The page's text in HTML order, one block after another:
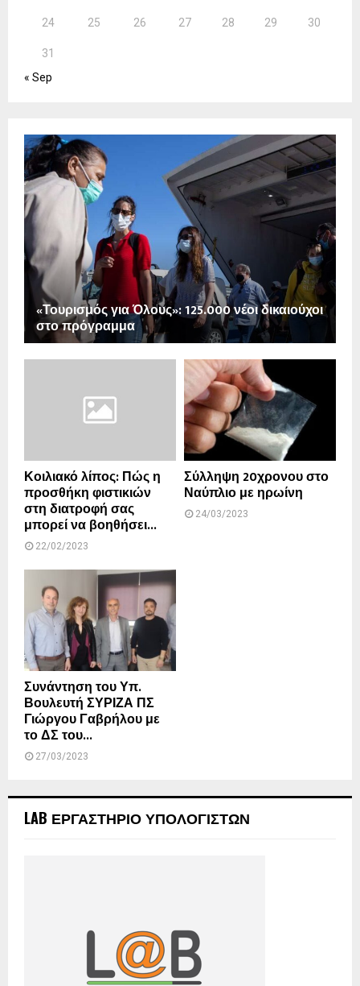
24 25 26 27 28 29 30
31
« Sep
«Τουρισμός για Όλους»: 125.000 νέοι δικαιούχοι
στο πρόγραμμα
Κοιλιακό λίπος: Πώς η
προσθήκη φιστικιών
στη διατροφή σας
μπορεί να βοηθήσει...
22/02/2023
Σύλληψη 20χρονου στο
Ναύπλιο με ηρωίνη
24/03/2023
Συνάντηση του Υπ.
Βουλευτή ΣΥΡΙΖΑ ΠΣ
Γιώργου Γαβρήλου με
το ΔΣ του...
27/03/2023
LAB ΕΡΓΑΣΤΗΡΙΟ ΥΠΟΛΟΓΙΣΤΩΝ